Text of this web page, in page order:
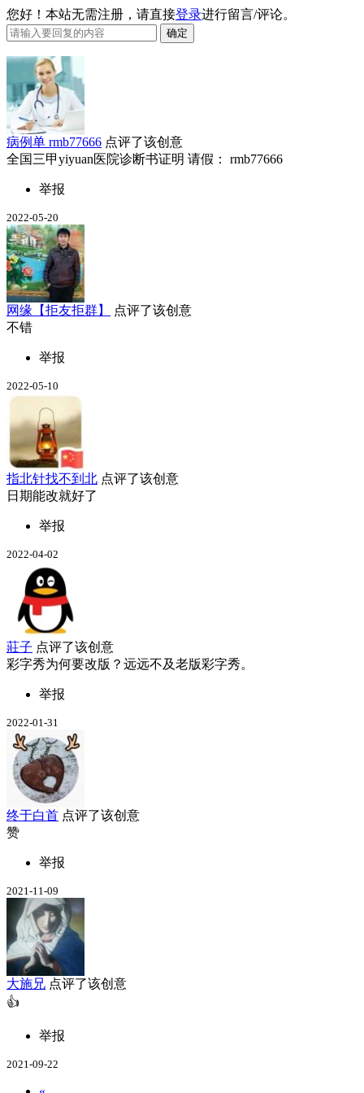
您好！本站无需注册，请直接登录进行留言/评论。
病例单 rmb77666 点评了该创意
全国三甲yiyuan医院诊断书证明 请假： rmb77666
举报
2022-05-20
网缘【拒友拒群】
点评了该创意
不错
举报
2022-05-10
指北针找不到北 点评了该创意
日期能改就好了
举报
2022-04-02
莊子 点评了该创意
彩字秀为何要改版？远远不及老版彩字秀。
举报
2022-01-31
终于白首 点评了该创意
赞
举报
2021-11-09
大施兄 点评了该创意
👍
举报
2021-09-22